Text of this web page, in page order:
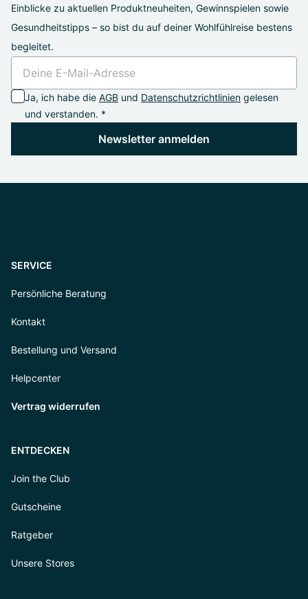
Einblicke zu aktuellen Produktneuheiten, Gewinnspielen sowie
Gesundheitstipps – so bist du auf deiner Wohlfühlreise bestens
begleitet.
Ja, ich habe die AGB und Datenschutzrichtlinien gelesen
und verstanden. *
Newsletter anmelden
SERVICE
Persönliche Beratung
Kontakt
Bestellung und Versand
Helpcenter
Vertrag widerrufen
ENTDECKEN
Join the Club
Gutscheine
Ratgeber
Unsere Stores